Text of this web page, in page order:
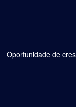
Oportunidade de